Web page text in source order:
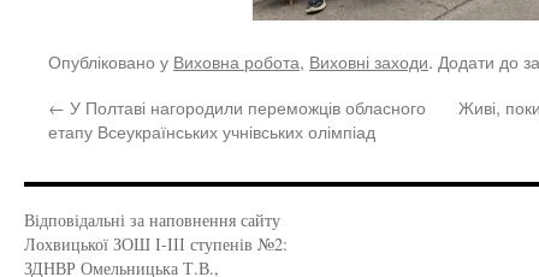
Опубліковано у Виховна робота, Виховні заходи. Додати до
← У Полтаві нагородили переможців обласного
етапу Всеукраїнських учнівських олімпіад
Живі,
Відповідальні за наповнення сайту
Лохвицької ЗОШ І-ІІІ ступенів №2:
ЗДНВР Омельницька Т.В.,